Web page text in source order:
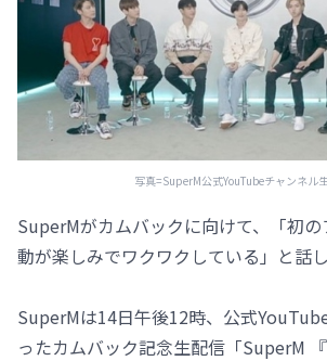
写真=SuperM公式YouTubeチャンネル
SuperMがカムバックに向けて、「初
動が楽しみでワクワクしている」と話し
SuperMは14日午後12時、公式
ったカムバック記念生配信「SuperM